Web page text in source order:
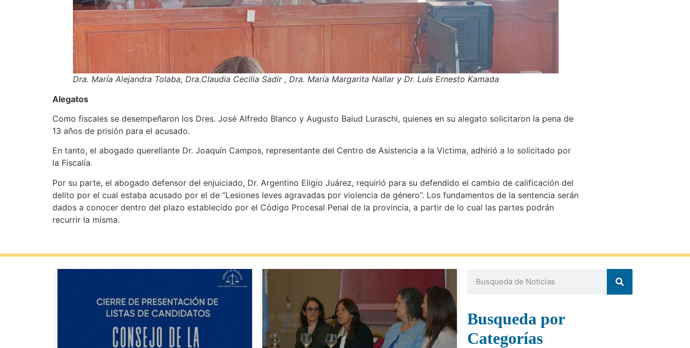
Dra. María Alejandra Tolaba, Dra.Claudia Cecilia Sadir , Dra. María Margarita Nallar y Dr. Luis Ernesto Kamada
Alegatos
Como fiscales se desempeñaron los Dres. José Alfredo Blanco y Augusto Baiud Luraschi, quienes en su alegato solicitaron la pena de
13 años de prisión para el acusado.
En tanto, el abogado querellante Dr. Joaquín Campos, representante del Centro de Asistencia a la Victima, adhirió a lo solicitado por
la Fiscalía.
Por su parte, el abogado defensor del enjuiciado, Dr. Argentino Eligio Juárez, requirió para su defendido el cambio de calificación del
delito por el cual estaba acusado por el de “Lesiones leves agravadas por violencia de género”. Los fundamentos de la sentencia serán
dados a conocer dentro del plazo establecido por el Código Procesal Penal de la provincia, a partir de lo cual las partes podrán
recurrir la misma.
Busqueda por
Categorías